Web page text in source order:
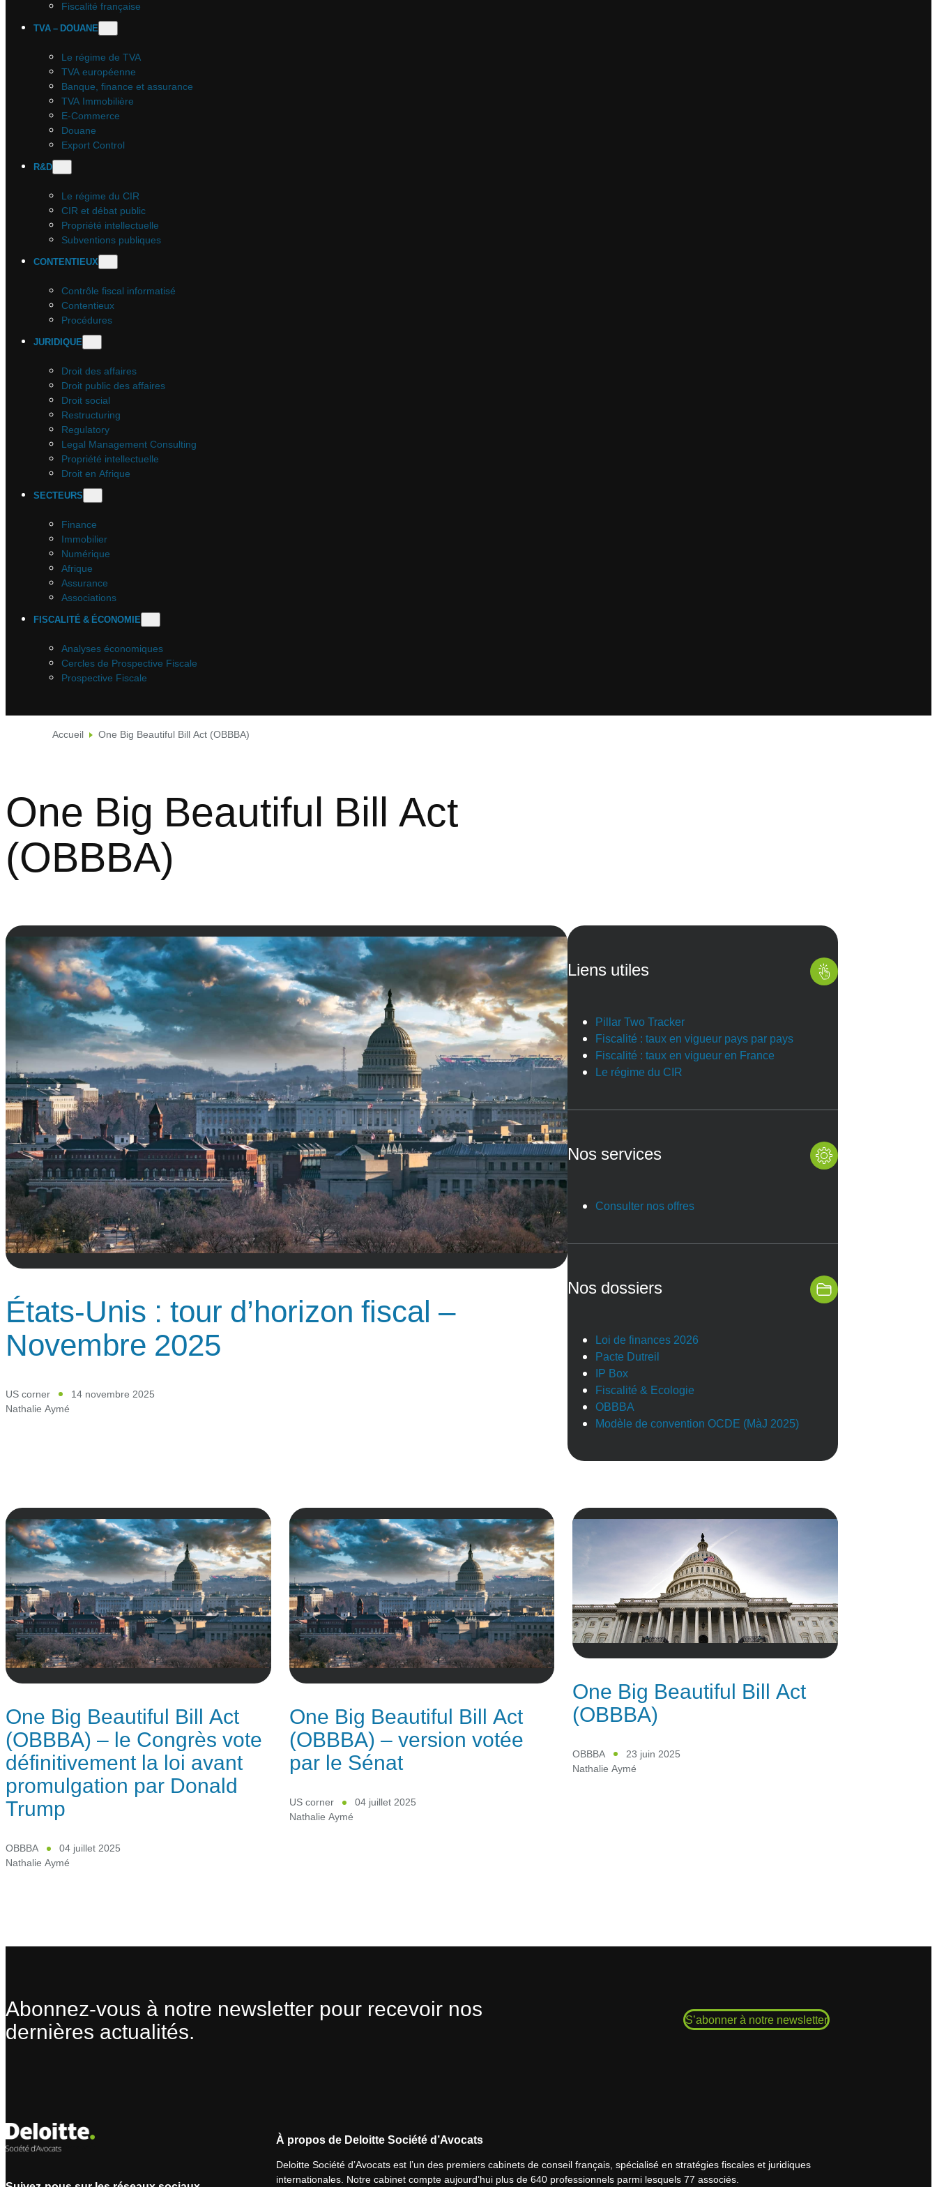
Fiscalité française
TVA – DOUANE
Le régime de TVA
TVA européenne
Banque, finance et assurance
TVA Immobilière
E-Commerce
Douane
Export Control
R&D
Le régime du CIR
CIR et débat public
Propriété intellectuelle
Subventions publiques
CONTENTIEUX
Contrôle fiscal informatisé
Contentieux
Procédures
JURIDIQUE
Droit des affaires
Droit public des affaires
Droit social
Restructuring
Regulatory
Legal Management Consulting
Propriété intellectuelle
Droit en Afrique
SECTEURS
Finance
Immobilier
Numérique
Afrique
Assurance
Associations
FISCALITÉ & ÉCONOMIE
Analyses économiques
Cercles de Prospective Fiscale
Prospective Fiscale
Accueil One Big Beautiful Bill Act (OBBBA)
One Big Beautiful Bill Act
(OBBBA)
États-Unis : tour d’horizon fiscal –
Novembre 2025
US corner
14 novembre 2025
Nathalie Aymé
Liens utiles
Pillar Two Tracker
Fiscalité : taux en vigueur pays par pays
Fiscalité : taux en vigueur en France
Le régime du CIR
Nos services
Consulter nos offres
Nos dossiers
Loi de finances 2026
Pacte Dutreil
IP Box
Fiscalité & Ecologie
OBBBA
Modèle de convention OCDE (MàJ 2025)
One Big Beautiful Bill Act
(OBBBA) – le Congrès vote
définitivement la loi avant
promulgation par Donald
Trump
OBBBA
04 juillet 2025
Nathalie Aymé
One Big Beautiful Bill Act
(OBBBA) – version votée
par le Sénat
US corner
04 juillet 2025
Nathalie Aymé
One Big Beautiful Bill Act
(OBBBA)
OBBBA
23 juin 2025
Nathalie Aymé
Abonnez-vous à notre newsletter pour recevoir nos
dernières actualités.
S’abonner à notre newsletter
À propos de Deloitte Société d’Avocats
Deloitte Société d’Avocats est l’un des premiers cabinets de conseil français, spécialisé en stratégies fiscales et juridiques
internationales. Notre cabinet compte aujourd’hui plus de 640 professionnels parmi lesquels 77 associés.